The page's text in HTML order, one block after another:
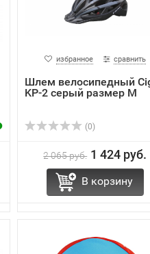
избранное сравнить
Шлем велосипедный
KP-2 серый размер M
(0)
2 065 руб. 1 424 руб.
В корзину